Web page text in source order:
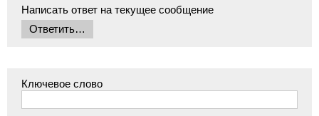
Написать ответ на текущее сообщение
Ключевое слово